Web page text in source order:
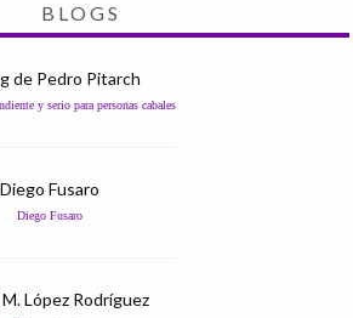
BLOGS
de Pedro Pitarch
y serio para personas cabales
Diego Fusaro
Diego Fusaro
López Rodríguez